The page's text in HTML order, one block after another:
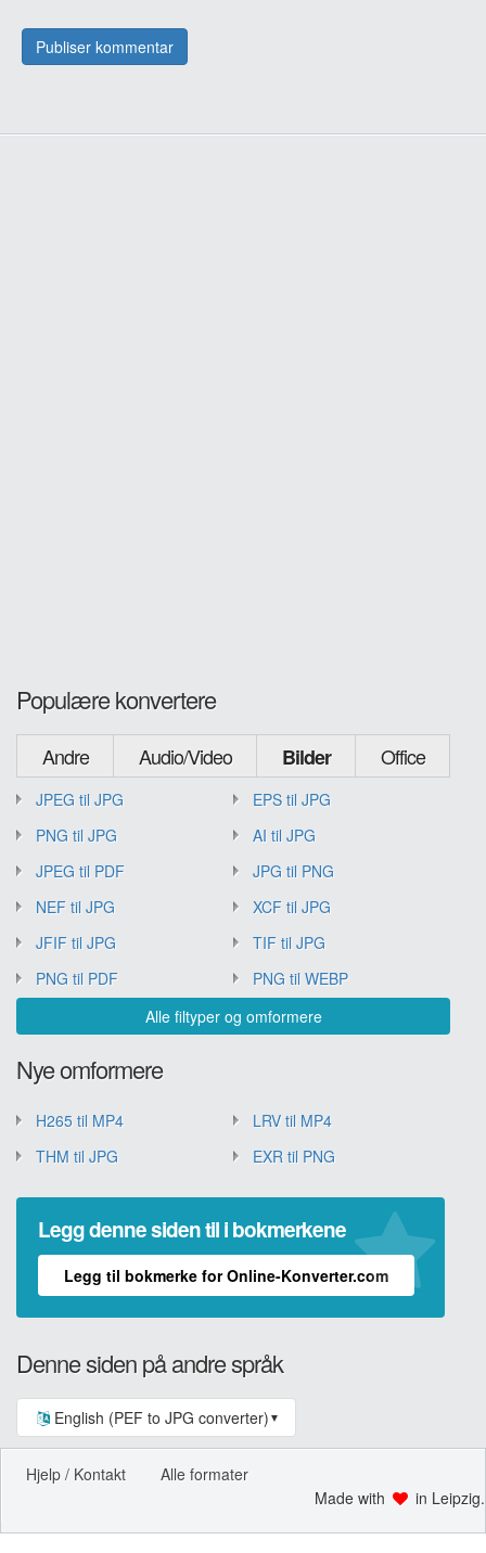
Populære konvertere
Andre Audio/Video Bilder Office
JPEG til JPG
EPS til JPG
PNG til JPG
AI til JPG
JPEG til PDF
JPG til PNG
NEF til JPG
XCF til JPG
JFIF til JPG
TIF til JPG
PNG til PDF
PNG til WEBP
Alle filtyper og omformere
Nye omformere
H265 til MP4
LRV til MP4
THM til JPG
EXR til PNG
Legg denne siden til i bokmerkene
Legg til bokmerke for Online-Konverter.com
Denne siden på andre språk
English (PEF to JPG converter) ▼
Hjelp / Kontakt
Alle formater
Made with
in Leipzig.